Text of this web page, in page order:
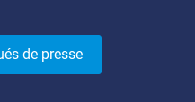
de presse